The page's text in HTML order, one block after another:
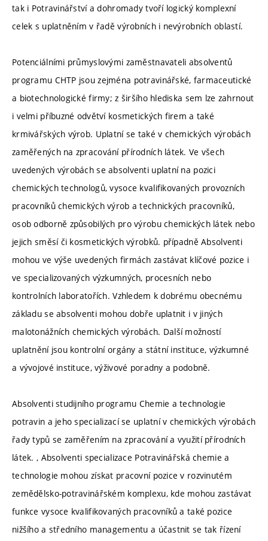
tak i Potravinářství a dohromady tvoří logický komplexní
celek s uplatněním v řadě výrobních i nevýrobních oblastí.
Potenciálními průmyslovými zaměstnavateli absolventů
programu CHTP jsou zejména potravinářské, farmaceutické
a biotechnologické firmy; z širšího hlediska sem lze zahrnout
i velmi příbuzné odvětví kosmetických firem a také
krmivářských výrob. Uplatní se také v chemických výrobách
zaměřených na zpracování přírodních látek. Ve všech
uvedených výrobách se absolventi uplatní na pozici
chemických technologů, vysoce kvalifikovaných provozních
pracovníků chemických výrob a technických pracovníků,
osob odborně způsobilých pro výrobu chemických látek nebo
jejich směsí či kosmetických výrobků. případně Absolventi
mohou ve výše uvedených firmách zastávat klíčové pozice i
ve specializovaných výzkumných, procesních nebo
kontrolních laboratořích. Vzhledem k dobrému obecnému
základu se absolventi mohou dobře uplatnit i v jiných
malotonážních chemických výrobách. Další možností
uplatnění jsou kontrolní orgány a státní instituce, výzkumné
a vývojové instituce, výživové poradny a podobně.
Absolventi studijního programu Chemie a technologie
potravin a jeho specializací se uplatní v chemických výrobách
řady typů se zaměřením na zpracování a využití přírodních
látek. , Absolventi specializace Potravinářská chemie a
technologie mohou získat pracovní pozice v rozvinutém
zemědělsko-potravinářském komplexu, kde mohou zastávat
funkce vysoce kvalifikovaných pracovníků a také pozice
nižšího a středního managementu a účastnit se tak řízení